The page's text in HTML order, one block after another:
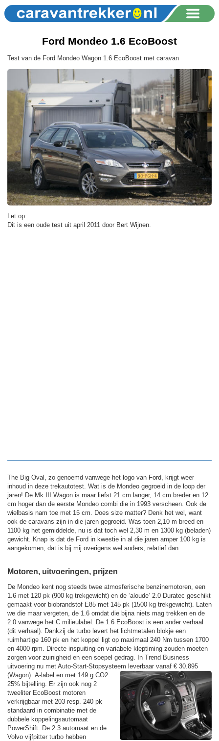
Ford Mondeo 1.6 EcoBoost
Test van de Ford Mondeo Wagon 1.6 EcoBoost met caravan
Let op:
Dit is een oude test uit april 2011 door Bert Wijnen.
The Big Oval, zo genoemd vanwege het logo van Ford, krijgt weer
inhoud in deze trekautotest. Wat is de Mondeo gegroeid in de loop der
jaren! De Mk III Wagon is maar liefst 21 cm langer, 14 cm breder en 12
cm hoger dan de eerste Mondeo combi die in 1993 verscheen. Ook de
wielbasis nam toe met 15 cm. Does size matter? Denk het wel, want
ook de caravans zijn in die jaren gegroeid. Was toen 2,10 m breed en
1100 kg het gemiddelde, nu is dat toch wel 2,30 m en 1300 kg (beladen)
gewicht. Knap is dat de Ford in kwestie in al die jaren amper 100 kg is
aangekomen, dat is bij mij overigens wel anders, relatief dan...
Motoren, uitvoeringen, prijzen
De Mondeo kent nog steeds twee atmosferische benzinemotoren, een
1.6 met 120 pk (900 kg trekgewicht) en de ‘aloude’ 2.0 Duratec geschikt
gemaakt voor biobrandstof E85 met 145 pk (1500 kg trekgewicht). Laten
we die maar vergeten, de 1.6 omdat die bijna niets mag trekken en de
2.0 vanwege het C milieulabel. De 1.6 EcoBoost is een ander verhaal
(dit verhaal). Dankzij de turbo levert het lichtmetalen blokje een
ruimhartige 160 pk en het koppel ligt op maximaal 240 Nm tussen 1700
en 4000 rpm. Directe inspuiting en variabele kleptiming zouden moeten
zorgen voor zuinigheid en een soepel gedrag. In Trend Business
uitvoering nu met Auto-Start-Stopsysteem leverbaar vanaf € 30.895
(Wagon). A-label en met 149 g CO2
25% bijtelling. Er zijn ook nog 2
tweeliter EcoBoost motoren
verkrijgbaar met 203 resp. 240 pk
standaard in combinatie met de
dubbele koppelingsautomaat
PowerShift. De 2.3 automaat en de
Volvo vijfpitter turbo hebben